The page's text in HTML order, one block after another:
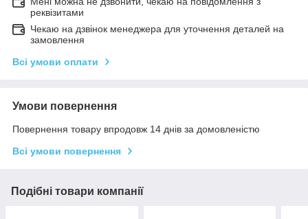
реквізитами
Чекаю на дзвінок менеджера для уточнення деталей на
замовлення
Всі умови оплати
Умови повернення
Повернення товару впродовж 14 днів за домовленістю
Всі умови повернення
Подібні товари компанії